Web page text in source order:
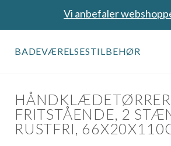
Vi anbefaler
BADEVÆRELSESTILBEHØR
FRITSTÅENDE, 2
RUSTFRI,